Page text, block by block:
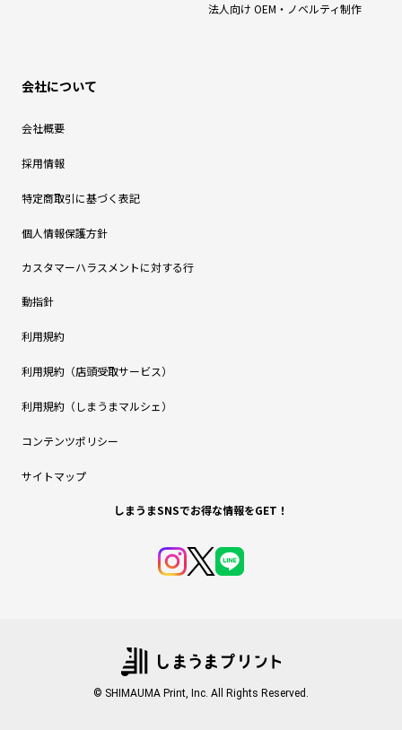
法人向け OEM・ノベルティ制作
会社について
会社概要
採用情報
特定商取引に基づく表記
個人情報保護方針
カスタマーハラスメントに対する行
動指針
利用規約
利用規約（店頭受取サービス）
利用規約（しまうまマルシェ）
コンテンツポリシー
サイトマップ
しまうまSNSでお得な情報をGET！
© SHIMAUMA Print, Inc. All Rights Reserved.